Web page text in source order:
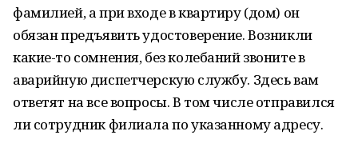
фамилией, а при входе в квартиру (дом) он
обязан предъявить удостоверение. Возникли
какие-то сомнения, без колебаний звоните в
аварийную диспетчерскую службу. Здесь вам
ответят на все вопросы. В том числе отправился
ли сотрудник филиала по указанному адресу.